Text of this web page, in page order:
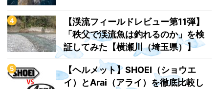
【渓流フィールドレビュー第11弾】
「秩父で渓流魚は釣れるのか」を検
証してみた【横瀬川（埼玉県）】
【ヘルメット】SHOEI（ショウエ
イ）とArai（アライ）を徹底比較し